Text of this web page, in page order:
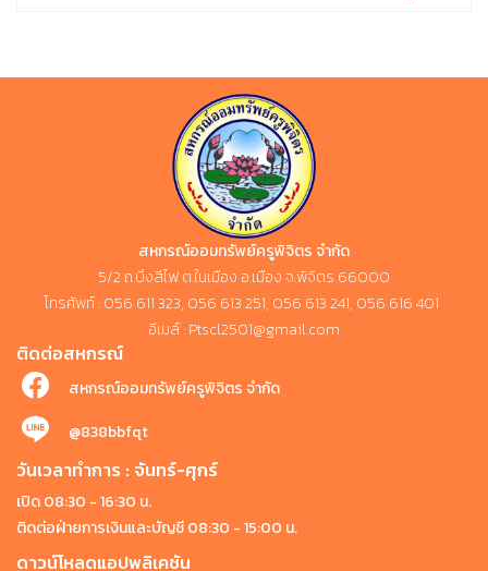
สหกรณ์ออมทรัพย์ครูพิจิตร จำกัด
5/2 ถ.บึงสีไฟ ต.ในเมือง อ.เมือง จ.พิจิตร 66000
โทรศัพท์ : 056 611 323, 056 613 251, 056 613 241, 056 616 401
อีเมล์ : Ptscl2501@gmail.com
ติดต่อสหกรณ์
สหกรณ์ออมทรัพย์ครูพิจิตร จำกัด
@838bbfqt
วันเวลาทำการ : จันทร์-ศุกร์
เปิด 08:30 - 16:30 น.
ติดต่อฝ่ายการเงินและบัญชี 08:30 - 15:00 น.
ดาวน์โหลดแอปพลิเคชัน